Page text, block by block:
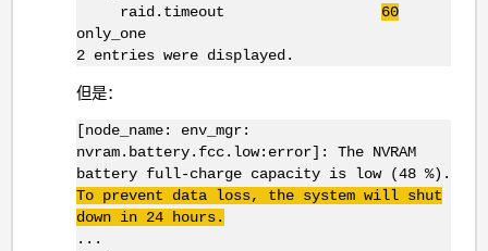
raid.timeout 60
only_one
2 entries were displayed.
但是：
[node_name: env_mgr:
nvram.battery.fcc.low:error]: The NVRAM
battery full-charge capacity is low (48 %).
To prevent data loss, the system will shut
down in 24 hours.
...